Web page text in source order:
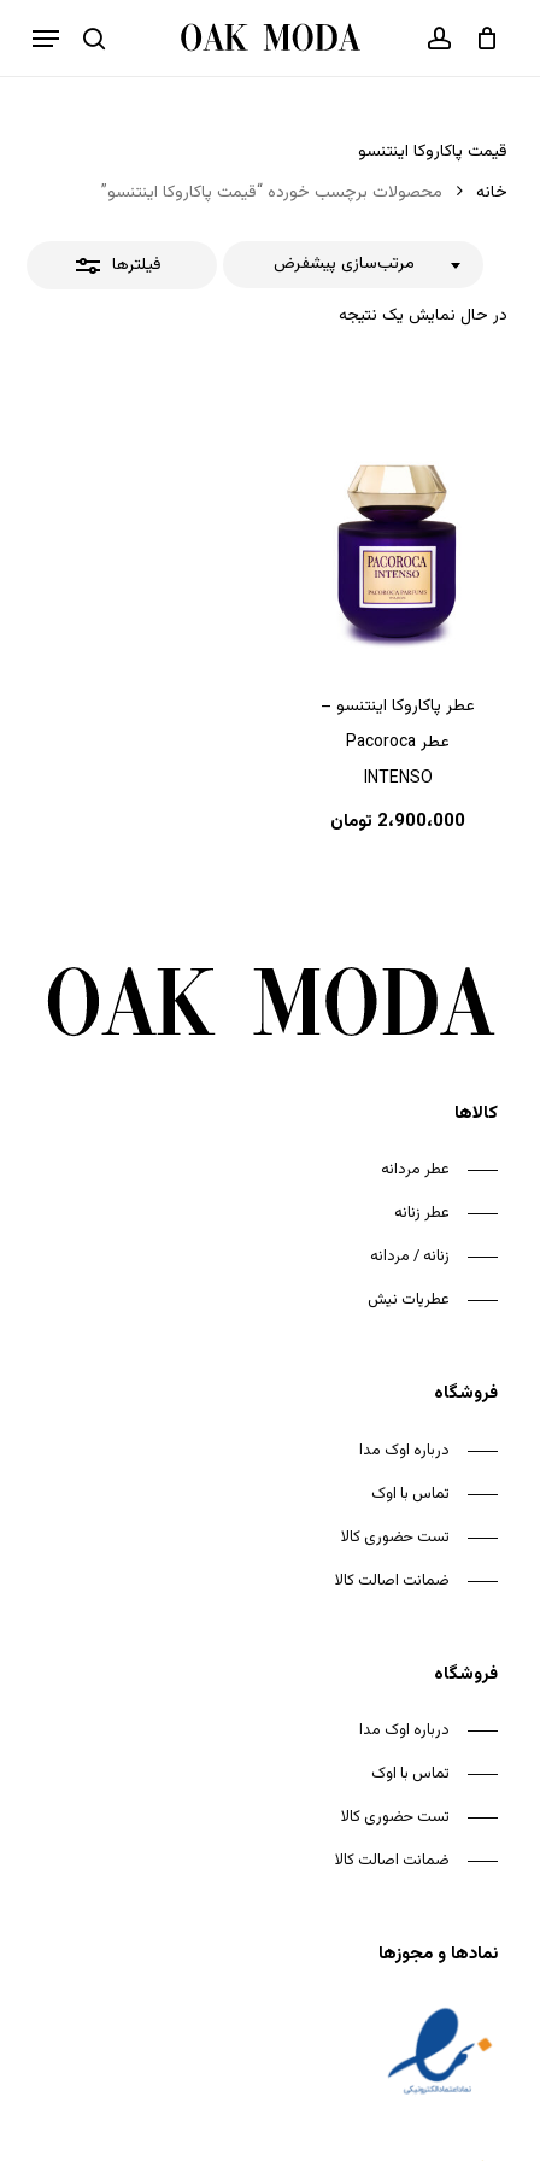
جستجو حساب کاربری
فهرست
سبد خرید بستن
قیمت پاکاروکا اینتنسو
خانه
محصولات برچسب خورده “قیمت پاکاروکا اینتنسو”
فیلترها
در حال نمایش یک نتیجه
مرتب‌سازی پیشفرض
بستن
عطر پاکاروکا اینتنسو –
عطر Pacoroca
INTENSO
2،900،000 تومان
کالاها
عطر مردانه
عطر زنانه
زنانه / مردانه
عطریات نیش
فروشگاه
درباره اوک مدا
تماس با اوک
تست حضوری کالا
ضمانت اصالت کالا
فروشگاه
درباره اوک مدا
تماس با اوک
تست حضوری کالا
ضمانت اصالت کالا
نمادها و مجوزها